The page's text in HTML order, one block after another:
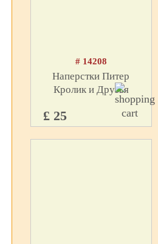
# 14208
Наперстки Питер
Кролик и Друзья
£ 25